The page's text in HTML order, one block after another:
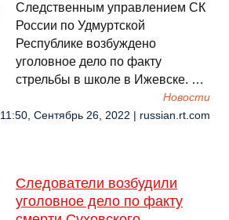
Следственным управлением СК
России по Удмуртской
Республике возбуждено
уголовное дело по факту
стрельбы в школе в Ижевске. …
Новости
11:50, Сентябрь 26, 2022 | russian.rt.com
Следователи возбудили
уголовное дело по факту